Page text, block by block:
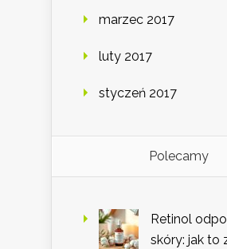
marzec 2017
luty 2017
styczeń 2017
Polecamy
Retinol
skóry: jak to